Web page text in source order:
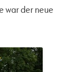
war der neue